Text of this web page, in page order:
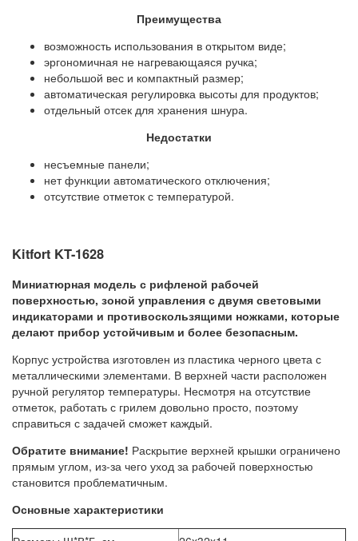
Преимущества
возможность использования в открытом виде;
эргономичная не нагревающаяся ручка;
небольшой вес и компактный размер;
автоматическая регулировка высоты для продуктов;
отдельный отсек для хранения шнура.
Недостатки
несъемные панели;
нет функции автоматического отключения;
отсутствие отметок с температурой.
Kitfort KT-1628
Миниатюрная модель с рифленой рабочей
поверхностью, зоной управления с двумя световыми
индикаторами и противоскользящими ножками, которые
делают прибор устойчивым и более безопасным.
Корпус устройства изготовлен из пластика черного цвета с
металлическими элементами. В верхней части расположен
ручной регулятор температуры. Несмотря на отсутствие
отметок, работать с грилем довольно просто, поэтому
справиться с задачей сможет каждый.
Обратите внимание! Раскрытие верхней крышки ограничено
прямым углом, из-за чего уход за рабочей поверхностью
становится проблематичным.
Основные характеристики